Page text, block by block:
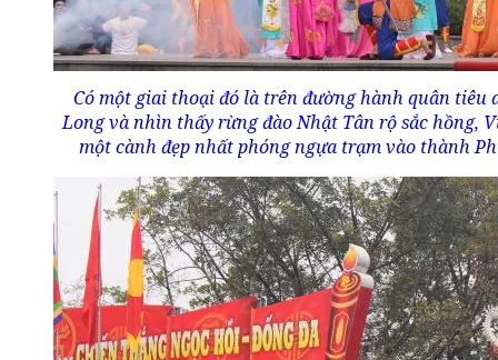
Có một giai thoại đó là trên đường hành quân tiêu
Long và nhìn thấy rừng đào Nhật Tân rộ sắc hồng,
một cành đẹp nhất phóng ngựa trạm vào thành